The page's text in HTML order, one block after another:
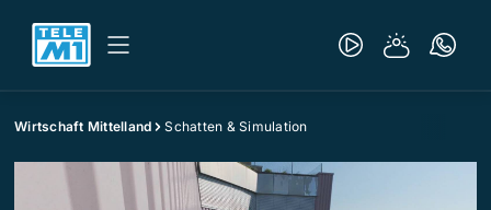
Wirtschaft Mittelland Schatten & Simulation